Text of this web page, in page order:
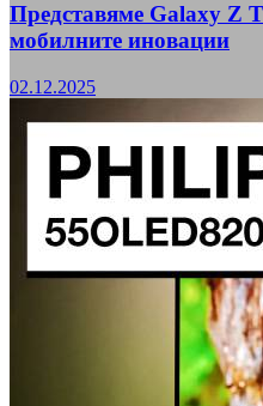
Представяме Galaxy Z
мобилните иновации
02.12.2025